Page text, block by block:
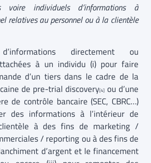
voire individuels d’informations à
relatives au personnel ou à la clientèle
directement ou
à un individu (i) pour faire
d’un tiers dans le cadre de la
de pre-trial discovery[4] ou d’une
de contrôle bancaire (SEC, CBRC…)
des informations à l’intérieur de
à des fins de marketing /
/ reporting ou à des fins de
d’argent et le financement